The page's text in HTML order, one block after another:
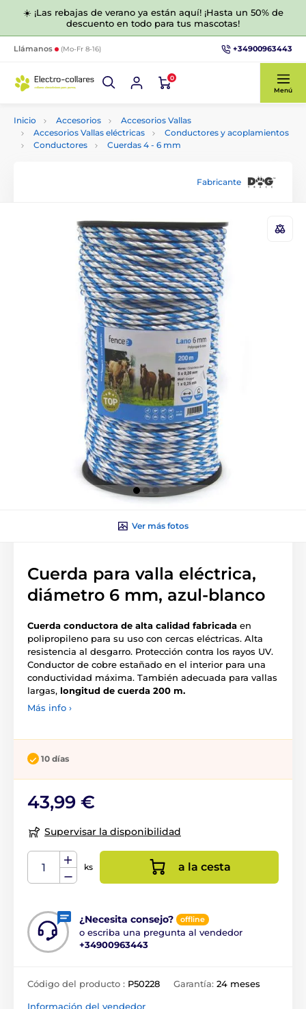
☀️ ¡Las rebajas de verano ya están aquí! ¡Hasta un 50% de
descuento en todo para tus mascotas!
Llámanos (Mo-Fr 8-16) +34900963443
0
Menú
Inicio Accesorios
Accesorios Vallas
Accesorios Vallas eléctricas
Conductores y acoplamientos
Conductores
Cuerdas 4 - 6 mm
Fabricante
Ver más fotos
Cuerda para valla eléctrica,
diámetro 6 mm, azul-blanco
Cuerda conductora de alta calidad fabricada en
polipropileno para su uso con cercas eléctricas. Alta
resistencia al desgarro. Protección contra los rayos UV.
Conductor de cobre estañado en el interior para una
conductividad máxima. También adecuada para vallas
largas, longitud de cuerda 200 m.
Más info ›
10 días
43,99 €
Supervisar la disponibilidad
ks a la cesta
¿Necesita consejo? offline
o escriba una pregunta al vendedor
+34900963443
Código del producto : P50228 Garantía: 24 meses
Información del vendedor